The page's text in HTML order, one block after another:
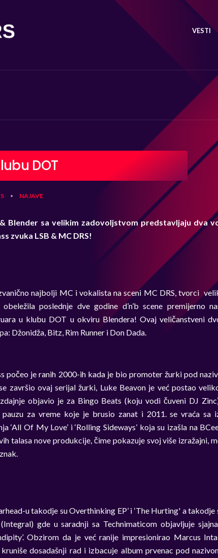
VESTI
DOT
• NAJAVE
Blender sa velikim zadovoljstvom predstavljaju dva
zvuka LSB & MC DRS!
najbolji MC i vokalista na sceni MC DRS, tvorci
poslednje dve godine d’n’b scene premijerno
u klubu DOT u okviru Blendera! Ovaj veličanstveni
Džonidža, Bitz, Rim Runner i Don Dada.
počeo je ranih 2000-ih kada je bio promoter žurki pod
završio ovaj serijal žurki, Luke Beavon je već postao
objavio je za Bingo Beats (koju vodi čuveni DJ
za vreme koje je brusio zanat i 2011. se vraća sa
‘All Of My Love’ i ‘Rolling Sideways’ koja su izašla na
talasa nove produkcije, čime pokazuje svoj više izražajni,
u takodje su Overthinking EP’ i ‘The Hurting' a takodje
gde u saradnji sa Technimaticom objavljuje
Obzirom da je već ranije impresionirao Marcus
dosadašnji rad i izbacuje album prvenac pod